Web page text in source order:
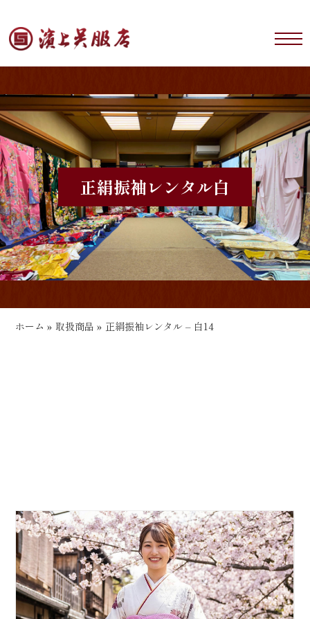
正絹振袖レンタル白
ホーム »取扱商品 » 正絹振袖レンタル – 白14